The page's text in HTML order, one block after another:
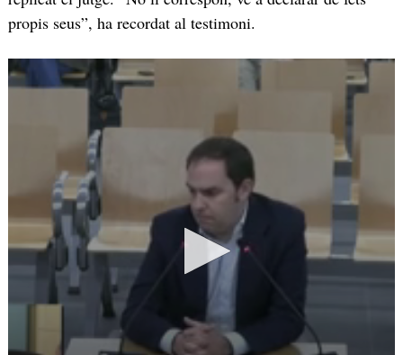
propis seus”, ha recordat al testimoni.